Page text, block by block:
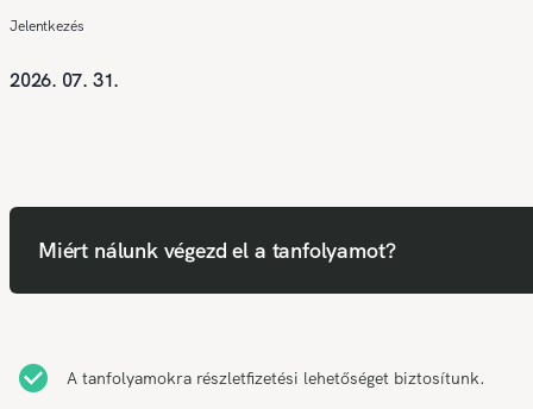
Jelentkezés
2026. 07. 31.
Miért nálunk végezd el a tanfolyamot?
A tanfolyamokra részletfizetési lehetőséget biztosítunk.